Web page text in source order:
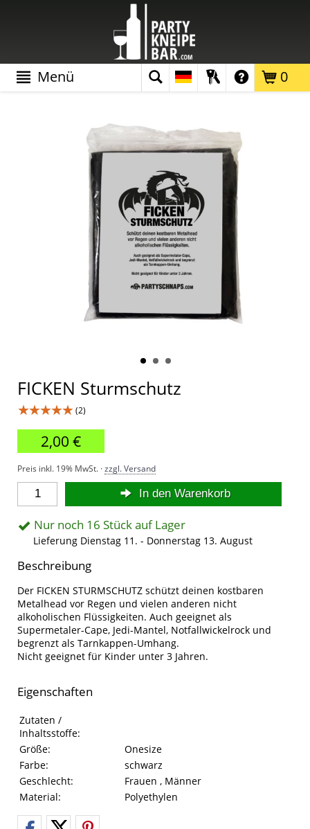
0
Menü
FICKEN Sturmschutz
★★★★★ (2)
2,00 €
Preis inkl. 19% MwSt. ·zzgl. Versand
In den Warenkorb
Nur noch 16 Stück auf Lager
Lieferung Dienstag 11. - Donnerstag 13. August
Beschreibung
Der FICKEN STURMSCHUTZ schützt deinen kostbaren
Metalhead vor Regen und vielen anderen nicht
alkoholischen Flüssigkeiten. Auch geeignet als
Supermetaler-Cape, Jedi-Mantel, Notfallwickelrock und
begrenzt als Tarnkappen-Umhang.
Nicht geeignet für Kinder unter 3 Jahren.
Eigenschaften
Eigenschaften des Produkts
Eigenschaft
Zutaten /
Inhaltsstoffe:
Größe:
Onesize
Farbe:
schwarz
Geschlecht:
Frauen , Männer
Material:
Polyethylen